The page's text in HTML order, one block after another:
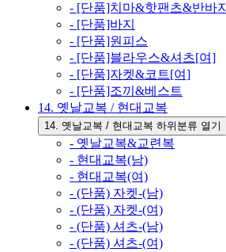
- [단품]치마&핫팬츠&반바지
- [단품]바지
- [단품]원피스
- [단품]블라우스&셔츠[여]
- [단품]자켓&코트[여]
- [단품]조끼&베스트
14. 옛날교복 / 현대교복
14. 옛날교복 / 현대교복 하위분류 열기
- 옛날교복&교련복
- 현대교복(남)
- 현대교복(여)
- (단품) 자켓-(남)
- (단품) 자켓-(여)
- (단품) 셔츠-(남)
- (단품) 셔츠-(여)